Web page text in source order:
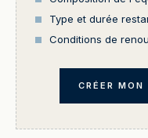
Type et durée
Conditions de
CRÉER MON